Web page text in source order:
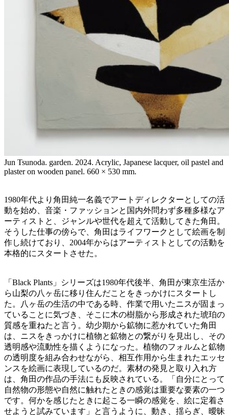
Jun Tsunoda. garden. 2024. Acrylic, Japanese lacquer, oil pastel and
plaster on wooden panel. 660 × 530 mm.
1980年代より角田純一名義でアートディレクターとしての活
動を始め、音楽・ファッションと国内外問わず多種多様なア
ーティストと、ジャンルや世代を超えて活動してきた角田。
そうした仕事の傍らで、角田はライフワークとして絵画を制
作し続けており、2004年からはアーティストとしての活動を
本格的にスタートさせた。
「Black Plants」シリーズは1980年代後半、角田が東京生活か
ら山梨の八ヶ岳に移り住んだことをきっかけにスタートし
た。八ヶ岳の生活の中である時、作業で用いたニスが固まっ
ていることに気づき、そこに木の樹脂から形成された琥珀の
質感を重ねたと言う。幼少期から鉱物に惹かれていた角田
は、ニスをきっかけに植物と鉱物との繋がりを見出し、その
透明感や流動性を描くようになった。植物のフォルムと鉱物
の透明度を組み合わせながら、相互作用から生まれたエッセ
ンスを絵画に表現しているのだ。素材の発見と取り入れ方
は、角田の作品の手法にも反映されている。「自分にとって
自然物の形態や自然に触れたときの感覚は重要な要素の一つ
です。何かを感じたときに起こる一瞬の感覚を、絵に定着さ
せようと試みています」と言うように、動き、揺らぎ、曖昧